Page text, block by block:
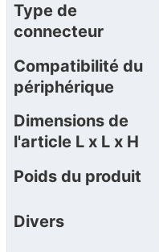
Type de
connecteur
Compatibilité du
périphérique
Dimensions de
l'article L x L x H
Poids du produit
Divers